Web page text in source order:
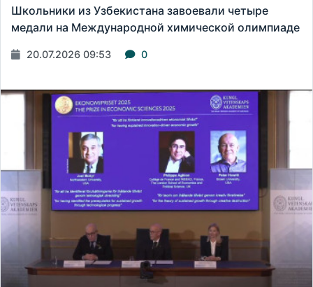
Школьники из Узбекистана завоевали четыре
медали на Международной химической олимпиаде
20.07.2026 09:53 0